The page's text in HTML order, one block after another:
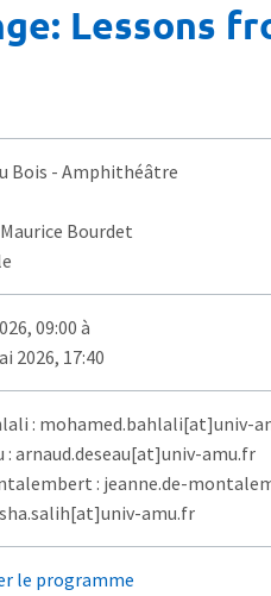
Lessons
Bois - Amphithéâtre
Bourdet
09:00 à
2026, 17:40
: mohamed.bahlali[at]univ-
: arnaud.deseau[at]univ-amu.fr
: jeanne.de-
amu.fr
le programme